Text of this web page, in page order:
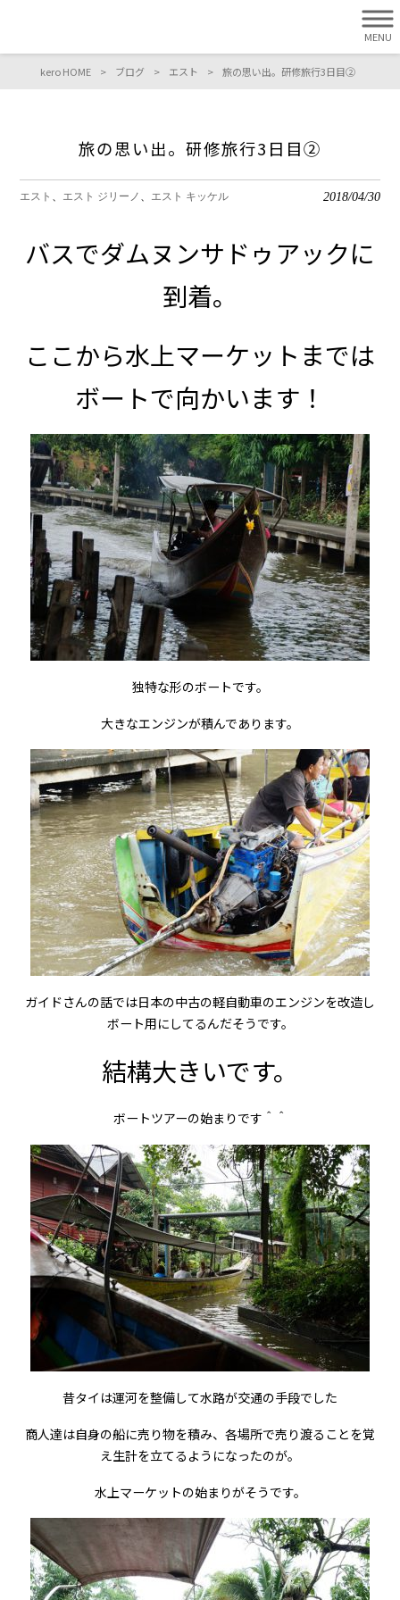
MENU
kero HOME > ブログ > エスト > 旅の思い出。研修旅行3日目②
旅の思い出。研修旅行3日目②
エスト エスト ジリーノ エスト キッケル 2018/04/30
バスでダムヌンサドゥアックに
到着。
ここから水上マーケットまでは
ボートで向かいます！
独特な形のボートです。
大きなエンジンが積んであります。
ガイドさんの話では日本の中古の軽自動車のエンジンを改造し
ボート用にしてるんだそうです。
結構大きいです。
ボートツアーの始まりです＾＾
昔タイは運河を整備して水路が交通の手段でした
商人達は自身の船に売り物を積み、各場所で売り渡ることを覚
え生計を立てるようになったのが。
水上マーケットの始まりがそうです。